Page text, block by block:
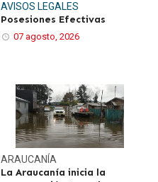
AVISOS LEGALES
Posesiones Efectivas
07 agosto, 2026
ARAUCANÍA
La Araucanía inicia la